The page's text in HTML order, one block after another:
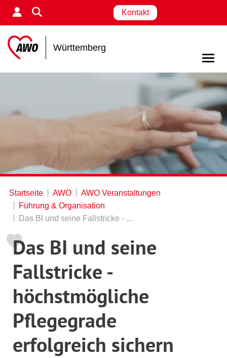
Kontakt
Württemberg
Startseite AWO
AWO Veranstaltungen
Führung & Organisation
Das BI und seine Fallstricke - ...
Das BI und seine
Fallstricke -
höchstmögliche
Pflegegrade
erfolgreich sichern